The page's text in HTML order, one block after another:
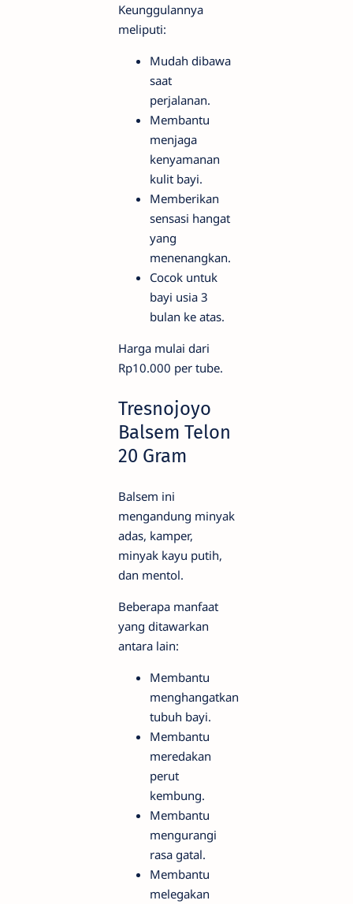
Keunggulannya
meliputi:
Mudah dibawa
saat
perjalanan.
Membantu
menjaga
kenyamanan
kulit bayi.
Memberikan
sensasi hangat
yang
menenangkan.
Cocok untuk
bayi usia 3
bulan ke atas.
Harga mulai dari
Rp10.000 per tube.
Tresnojoyo
Balsem Telon
20 Gram
Balsem ini
mengandung minyak
adas, kamper,
minyak kayu putih,
dan mentol.
Beberapa manfaat
yang ditawarkan
antara lain:
Membantu
menghangatkan
tubuh bayi.
Membantu
meredakan
perut
kembung.
Membantu
mengurangi
rasa gatal.
Membantu
melegakan